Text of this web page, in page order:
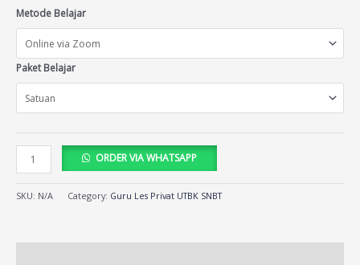
Metode Belajar
Paket Belajar
ORDER VIA WHATSAPP
SKU: N/A Category: Guru Les Privat UTBK SNBT